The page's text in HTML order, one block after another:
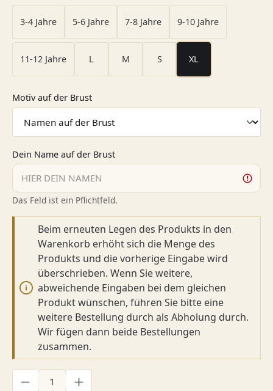
3-4 Jahre 5-6 Jahre 7-8 Jahre 9-10 Jahre
11-12 Jahre L M S XL
Motiv auf der Brustauswählen
Dein Name auf der Brust
Das Feld ist ein Pflichtfeld.
Beim erneuten Legen des Produkts in den
Warenkorb erhöht sich die Menge des
Produkts und die vorherige Eingabe wird
überschrieben. Wenn Sie weitere,
abweichende Eingaben bei dem gleichen
Produkt wünschen, führen Sie bitte eine
weitere Bestellung durch als Abholung durch.
Wir fügen dann beide Bestellungen
zusammen.
Produkt Anzahl: Gib den gewünschten Wert ein oder